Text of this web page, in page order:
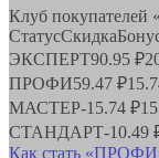
Клуб покупателей
СтатусСкидка
ЭКСПЕРТ90.95 ₽
ПРОФИ59.47 ₽
МАСТЕР-15.74 ₽
СТАНДАРТ-10.49
Как стать